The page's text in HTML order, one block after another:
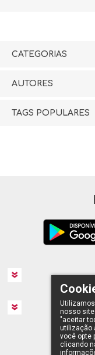
CATEGORIAS
AUTORES
TAGS POPULARES
Utilizamos
nosso
"aceitar
utilização
você opte
clicando